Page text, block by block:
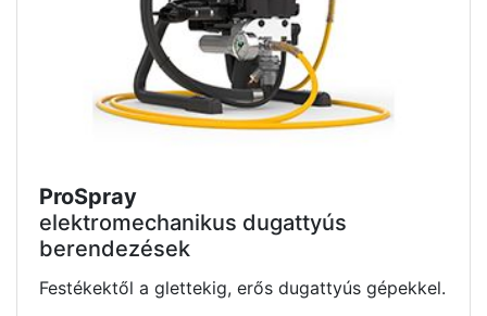
ProSpray
elektromechanikus dugattyús
berendezések
Festékektől a glettekig, erős dugattyús gépekkel.